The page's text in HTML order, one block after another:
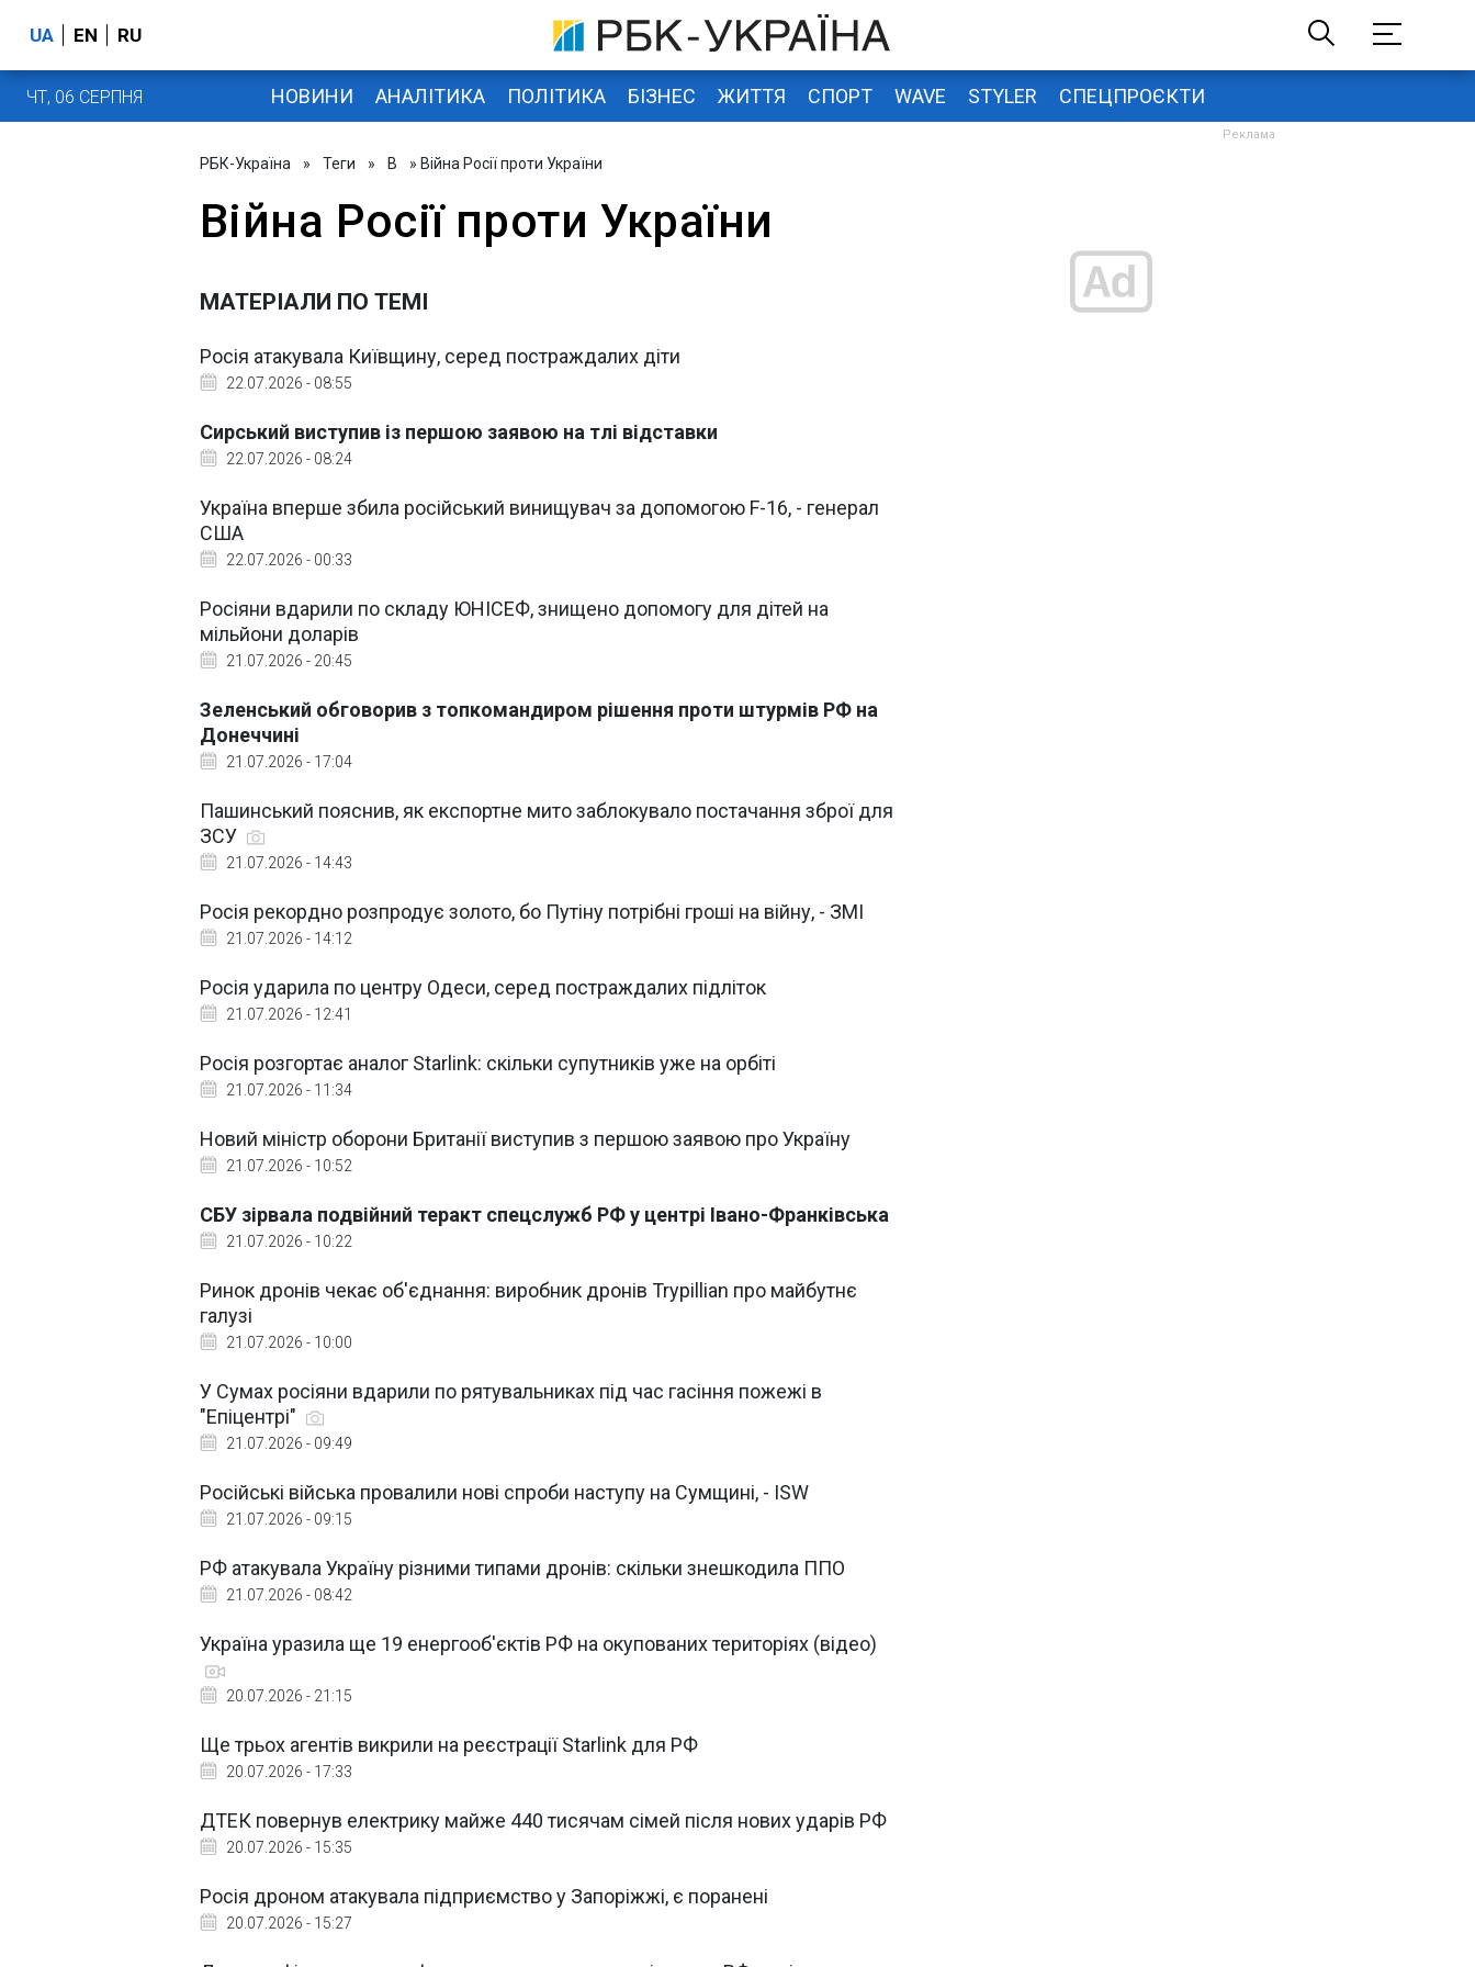
UA EN RU
ЧТ, 06 СЕРПНЯ НОВИНИ АНАЛІТИКА ПОЛІТИКА БІЗНЕС ЖИТТЯ СПОРТ WAVE STYLER СПЕЦПРОЄКТИ
РБК-Україна » Теги » В » Війна Росії проти України
Війна Росії проти України
МАТЕРІАЛИ ПО ТЕМІ
Росія атакувала Київщину, серед постраждалих діти
22.07.2026 - 08:55
Сирський виступив із першою заявою на тлі відставки
22.07.2026 - 08:24
Україна вперше збила російський винищувач за допомогою F-16, - генерал
США
22.07.2026 - 00:33
Росіяни вдарили по складу ЮНІСЕФ, знищено допомогу для дітей на
мільйони доларів
21.07.2026 - 20:45
Зеленський обговорив з топкомандиром рішення проти штурмів РФ на
Донеччині
21.07.2026 - 17:04
Пашинський пояснив, як експортне мито заблокувало постачання зброї для
ЗСУ
21.07.2026 - 14:43
Росія рекордно розпродує золото, бо Путіну потрібні гроші на війну, - ЗМІ
21.07.2026 - 14:12
Росія ударила по центру Одеси, серед постраждалих підліток
21.07.2026 - 12:41
Росія розгортає аналог Starlink: скільки супутників уже на орбіті
21.07.2026 - 11:34
Новий міністр оборони Британії виступив з першою заявою про Україну
21.07.2026 - 10:52
СБУ зірвала подвійний теракт спецслужб РФ у центрі Івано-Франківська
21.07.2026 - 10:22
Ринок дронів чекає об'єднання: виробник дронів Trypillian про майбутнє
галузі
21.07.2026 - 10:00
У Сумах росіяни вдарили по рятувальниках під час гасіння пожежі в
"Епіцентрі"
21.07.2026 - 09:49
Російські війська провалили нові спроби наступу на Сумщині, - ISW
21.07.2026 - 09:15
РФ атакувала Україну різними типами дронів: скільки знешкодила ППО
21.07.2026 - 08:42
Україна уразила ще 19 енергооб'єктів РФ на окупованих територіях (відео)
20.07.2026 - 21:15
Ще трьох агентів викрили на реєстрації Starlink для РФ
20.07.2026 - 17:33
ДТЕК повернув електрику майже 440 тисячам сімей після нових ударів РФ
20.07.2026 - 15:35
Росія дроном атакувала підприємство у Запоріжжі, є поранені
20.07.2026 - 15:27